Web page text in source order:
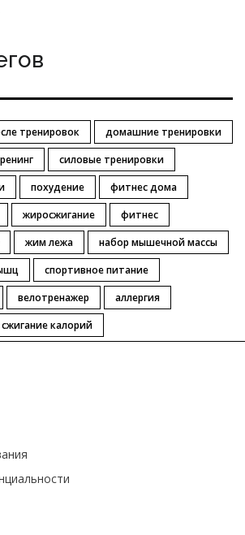
тренировок
домашние тренировки
силовые тренировки
похудение
фитнес дома
жиросжигание
фитнес
жим лежа
набор мышечной массы
спортивное питание
велотренажер
аллергия
сжигание калорий